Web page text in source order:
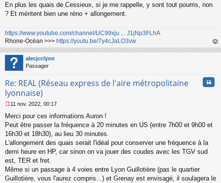
En plus les quais de Cessieux, si je me rappelle, y sont tout pourris, non
? Et méritent bien une réno + allongement.
https://www.youtube.com/channel/UC99xju ... J1jNp3FLhA
Rhone-Océan >>> https://youtu.be/7y4cJaLO3vw
au
alecjcclyon
Passager
Re: REAL (Réseau express de l'aire métropolitaine
lyonnaise)
e
s
s
a
g
e
n
o
n
11 nov. 2022, 00:17
Merci pour ces informations Auron !
Peut être passer la fréquence à 20 minutes en US (entre 7h00 et 9h00 et
16h30 et 18h30), au lieu 30 minutes.
L'allongement des quais serait l'idéal pour conserver une fréquence à la
demi heure en HP, car sinon on va jouer des coudes avec les TGV sud
est, TER et fret.
Même si un passage à 4 voies entre Lyon Guillotière (pas le quartier
Guillotière, vous l'aurez compris...) et Grenay est envisagé, il soulagera le